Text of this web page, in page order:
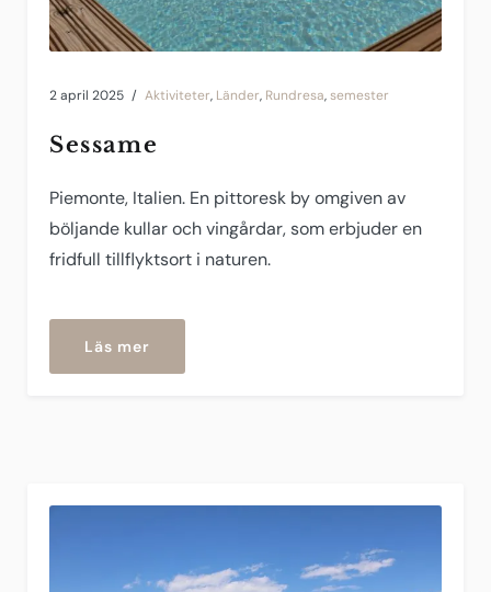
2 april 2025 Aktiviteter, Länder, Rundresa,semester
Sessame
Piemonte, Italien. En pittoresk by omgiven av
böljande kullar och vingårdar, som erbjuder en
fridfull tillflyktsort i naturen.
Läs mer